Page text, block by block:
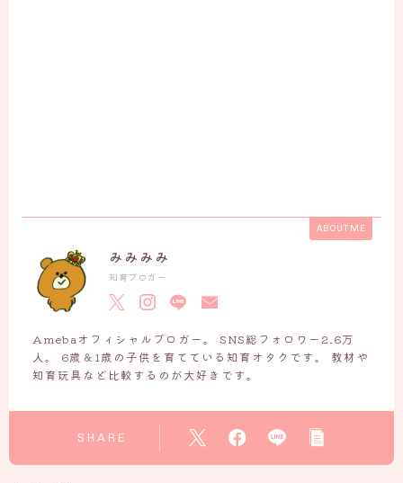
ABOUT ME
みみみみ
知育ブロガー
Amebaオフィシャルブロガー。 SNS総フォロワー2.6万
人。 6歳＆1歳の子供を育てている知育オタクです。 教材や
知育玩具など比較するのが大好きです。
SHARE